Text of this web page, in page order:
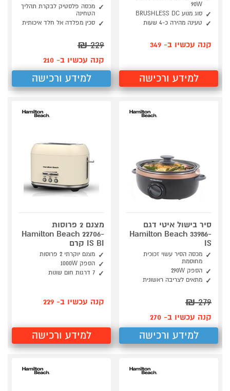
90W
סוג מנוע BRUSHLESS DC
טעינה מהירה כ-4 שעות
קנה עכשיו ב- 349
למידע ורכישה
מכסה פלסטיק לבקרת תהליך
הטחינה
סכין מפלדה אל חלד איכותית
229
₪
קנה עכשיו ב- 210
למידע ורכישה
סיר בישול איטי דגם
Hamilton Beach 33986-
IS
מכסה הסיר עשוי זכוכית
מחוסמת
הספק 290W
מתאים לצריבה ראשונית
279
₪
קנה עכשיו ב- 270
למידע ורכישה
מצנם 2 פרוסות
Hamilton Beach 22706-
IS BI קרם
מצנם יוקרתי 2 פרוסות
הספק 1000W
7 דרגות חום שונות
קנה עכשיו ב- 229
למידע ורכישה